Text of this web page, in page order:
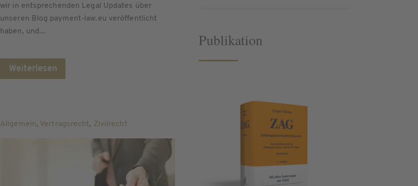
wir in entsprechenden Legal Updates über
unseren Blog payment-law.eu veröffentlicht
haben, und...
Weiterlesen
Allgemein, Vertragsrecht, Zivilrecht
Publikation